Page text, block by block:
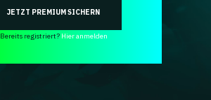
JETZT PREMIUM SICHERN
Bereits registriert? Hier anmelden